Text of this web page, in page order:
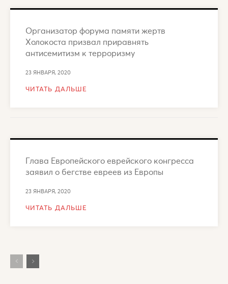
Организатор форума памяти жертв
Холокоста призвал приравнять
антисемитизм к терроризму
23 ЯНВАРЯ, 2020
ЧИТАТЬ ДАЛЬШЕ
Глава Европейского еврейского конгресса
заявил о бегстве евреев из Европы
23 ЯНВАРЯ, 2020
ЧИТАТЬ ДАЛЬШЕ